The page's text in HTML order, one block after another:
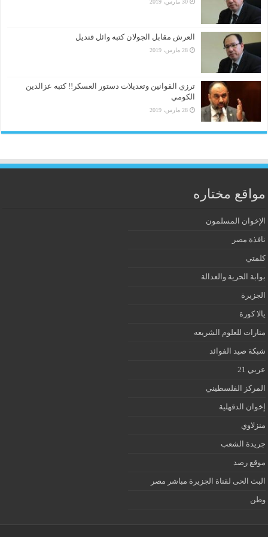
30 مارس، 2019
العرش مقابل الجولان كتبه وائل قنديل
28 مارس، 2019
ترزي القوانين وتعديلات دستور العسكر!! كتبه عزالدين
الكومي
28 مارس، 2019
مواقع مختاره
الإخوان المسلمون
نافذة مصر
كلمتي
بوابة الحرية والعدالة
الجزيرة
يالا كورة
منارات للعلوم الشريعه
شبكة صيد الفوائد
عربي 21
المركز الفلسطيني
إخوان الدقهلية
منزلاوي
جريدة الشعب
موقع رصد
البث الحى لقناة الجزيرة مباشر مصر
وطن